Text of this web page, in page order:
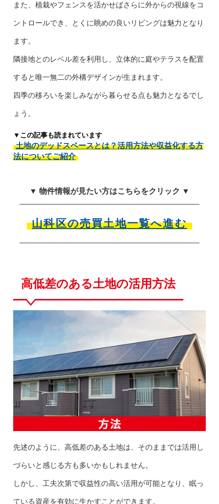
また、植栽やフェンスを活かせばさらに外からの視線をコ
ントロールでき、とくに眺めの良いリビングは魅力となり
ます。
隣接地とのレベル差を利用し、立体的に庭やテラスを配置
すると唯一無二の外構デザインが生まれます。
四季の移ろいを楽しみながら暮らせる点も魅力となるでし
ょう。
▼この記事も読まれています
土地のデッドスペースとは？活用方法や収益化する方
法についてご紹介
▼ 物件情報が見たい方はこちらをクリック ▼
山科区の売買土地一覧へ進む
高低差のある土地の活用方法
先述のように、高低差のある土地は、そのままでは活用し
づらいと感じる方も多いかもしれません。
しかし、工夫次第で収益性の高い活用が可能となり、眠っ
ている資産を有効に生かすことができます。